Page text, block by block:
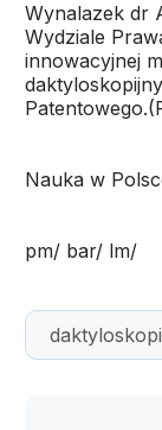
Wynalazek dr
Wydziale
innowacyjnej
Nauka w
pm/ bar/ lm/